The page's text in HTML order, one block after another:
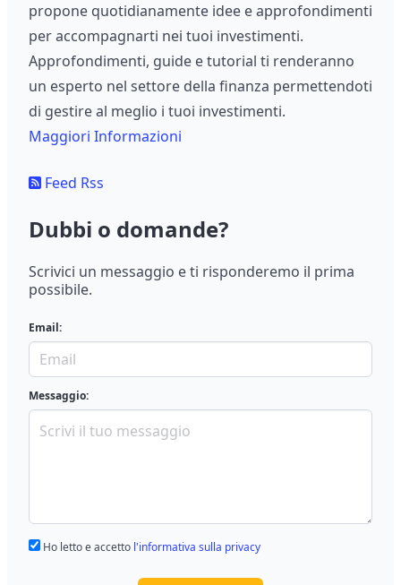
propone quotidianamente idee e approfondimenti
per accompagnarti nei tuoi investimenti.
Approfondimenti, guide e tutorial ti renderanno
un esperto nel settore della finanza permettendoti
di gestire al meglio i tuoi investimenti.
Maggiori Informazioni
Feed Rss
Dubbi o domande?
Scrivici un messaggio e ti risponderemo il prima
possibile.
Email:
Messaggio:
Ho letto e accetto l'informativa sulla privacy